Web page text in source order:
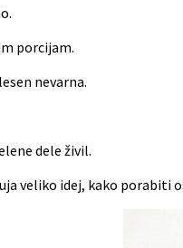
porcijam.
nevarna.
dele živil.
veliko idej, kako porabiti